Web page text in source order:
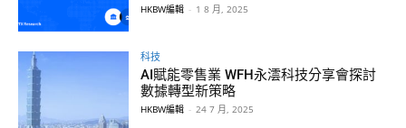
HKBW編輯 - 1 8 月, 2025
科技
AI賦能零售業 WFH永澐科技分享會探討
數據轉型新策略
HKBW編輯 - 24 7 月, 2025